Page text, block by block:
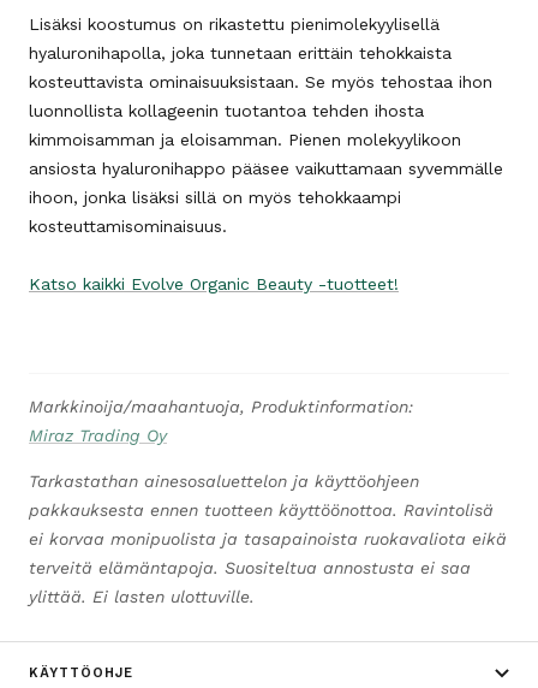
Lisäksi koostumus on rikastettu pienimolekyylisellä
hyaluronihapolla, joka tunnetaan erittäin tehokkaista
kosteuttavista ominaisuuksistaan. Se myös tehostaa ihon
luonnollista kollageenin tuotantoa tehden ihosta
kimmoisamman ja eloisamman. Pienen molekyylikoon
ansiosta hyaluronihappo pääsee vaikuttamaan syvemmälle
ihoon, jonka lisäksi sillä on myös tehokkaampi
kosteuttamisominaisuus.
Katso kaikki Evolve Organic Beauty -tuotteet!
Markkinoija/maahantuoja, Produktinformation:
Miraz Trading Oy
Tarkastathan ainesosaluettelon ja käyttöohjeen
pakkauksesta ennen tuotteen käyttöönottoa. Ravintolisä
ei korvaa monipuolista ja tasapainoista ruokavaliota eikä
terveitä elämäntapoja. Suositeltua annostusta ei saa
ylittää. Ei lasten ulottuville.
KÄYTTÖOHJE